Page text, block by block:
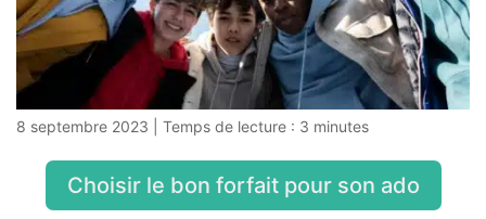
8 septembre 2023 Temps de lecture : 3 minutes
Choisir le bon forfait pour son ado